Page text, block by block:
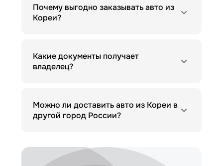
Почему выгодно заказывать авто из
Кореи?
Какие документы получает
владелец?
Можно ли доставить авто из Кореи в
другой город России?